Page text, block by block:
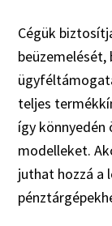
Cégük
teljes
így könnyedén
modelleket.
juthat hozzá a